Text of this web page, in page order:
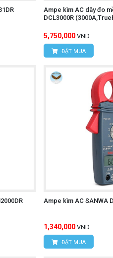
Ampe kìm AC dây đo
DCL3000R
5,750,000 VND
ĐẶT MUA
Ampe kìm AC SANWA
1,340,000 VND
ĐẶT MUA